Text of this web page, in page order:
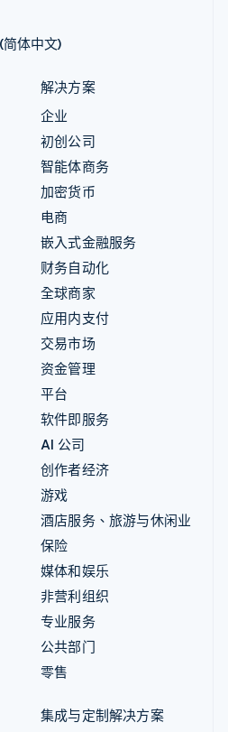
体中文)
解决方案
企业
初创公司
智能体商务
加密货币
电商
嵌入式金融服务
财务自动化
全球商家
应用内支付
交易市场
资金管理
平台
软件即服务
AI 公司
创作者经济
游戏
酒店服务、旅游与休闲业
保险
媒体和娱乐
非营利组织
专业服务
公共部门
零售
集成与定制解决方案